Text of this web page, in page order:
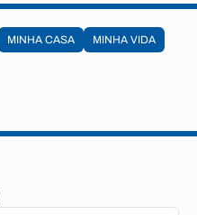
MINHA CASA MINHA VIDA